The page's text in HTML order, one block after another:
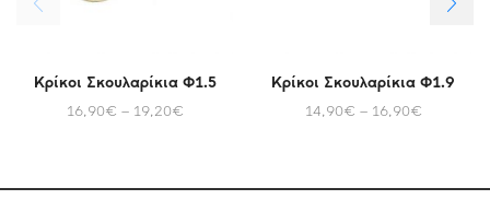
Κρίκοι Σκουλαρίκια Φ1.5
16,90€ – 19,20€
Κρίκοι Σκουλαρίκια Φ1.9
14,90€ – 16,90€